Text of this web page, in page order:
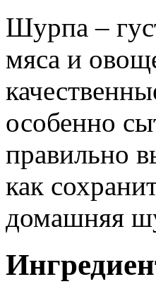
Шурпа –
мяса и
особенно
правильно
как
домашняя